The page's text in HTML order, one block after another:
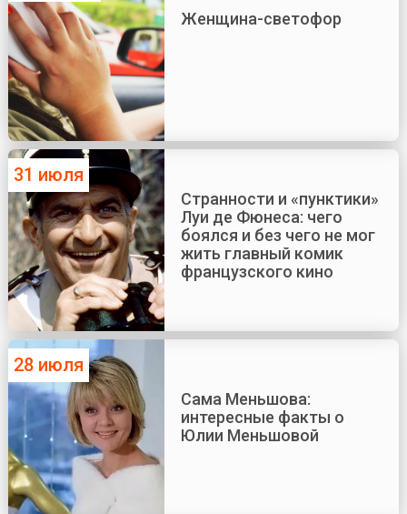
Женщина-светофор
31 июля
Странности и «пунктики»
Луи де Фюнеса: чего
боялся и без чего не мог
жить главный комик
французского кино
28 июля
Сама Меньшова:
интересные факты о
Юлии Меньшовой